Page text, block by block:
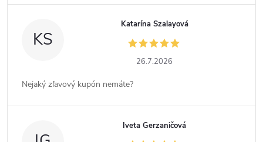
KS
Katarína Szalayová
26.7.2026
Nejaký zľavový kupón nemáte?
Iveta Gerzaničová